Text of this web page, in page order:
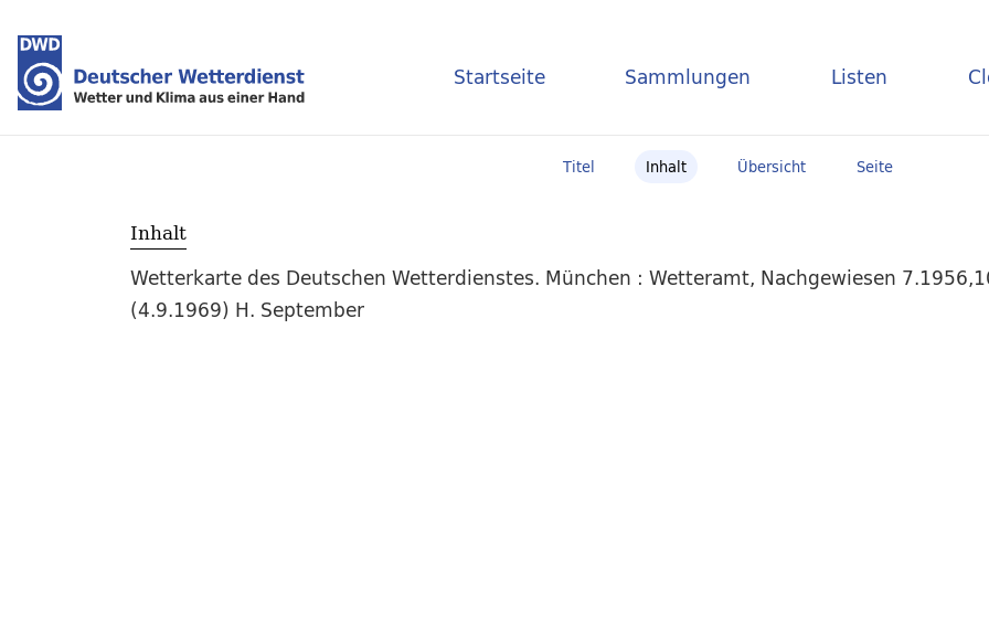
Startseite Sammlungen Listen
Titel Inhalt Übersicht Seite
Inhalt
Wetterkarte des Deutschen Wetterdienstes. München : Wetteramt, Nachgewiesen
(4.9.1969) H. September